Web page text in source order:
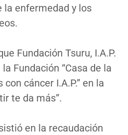
la enfermedad y los
Fundación Tsuru, I.A.P.
Fundación “Casa de la
cáncer I.A.P.” en la
te da más”.
en la recaudación